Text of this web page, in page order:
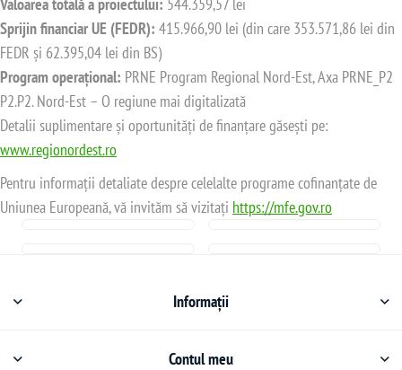
Sprijin financiar UE (FEDR): 415.966,90 lei (din care 353.571,86 lei din
FEDR și 62.395,04 lei din BS)
Program operațional: PRNE Program Regional Nord-Est, Axa PRNE_P2
P2.P2. Nord-Est – O regiune mai digitalizată
Detalii suplimentare și oportunități de finanțare găsești pe:
www.regionordest.ro
Pentru informații detaliate despre celelalte programe cofinanțate de
Uniunea Europeană, vă invităm să vizitați https://mfe.gov.ro
Informații
Contul meu